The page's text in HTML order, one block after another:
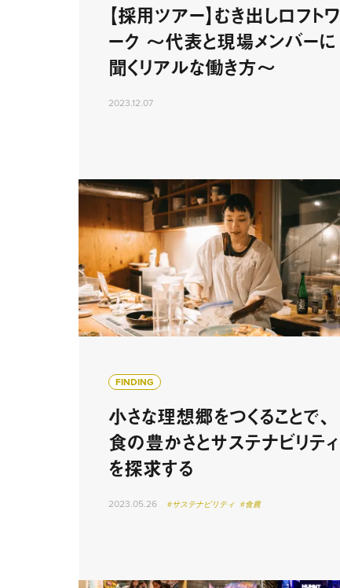
【採用ツアー】むき出しロフトワ
ーク 〜代表と現場メンバーに
聞くリアルな働き方〜
2023.12.07
FINDING
小さな理想郷をつくることで、
食の豊かさとサステナビリティ
を探求する
2023.05.26 #サステナビリティ #食農